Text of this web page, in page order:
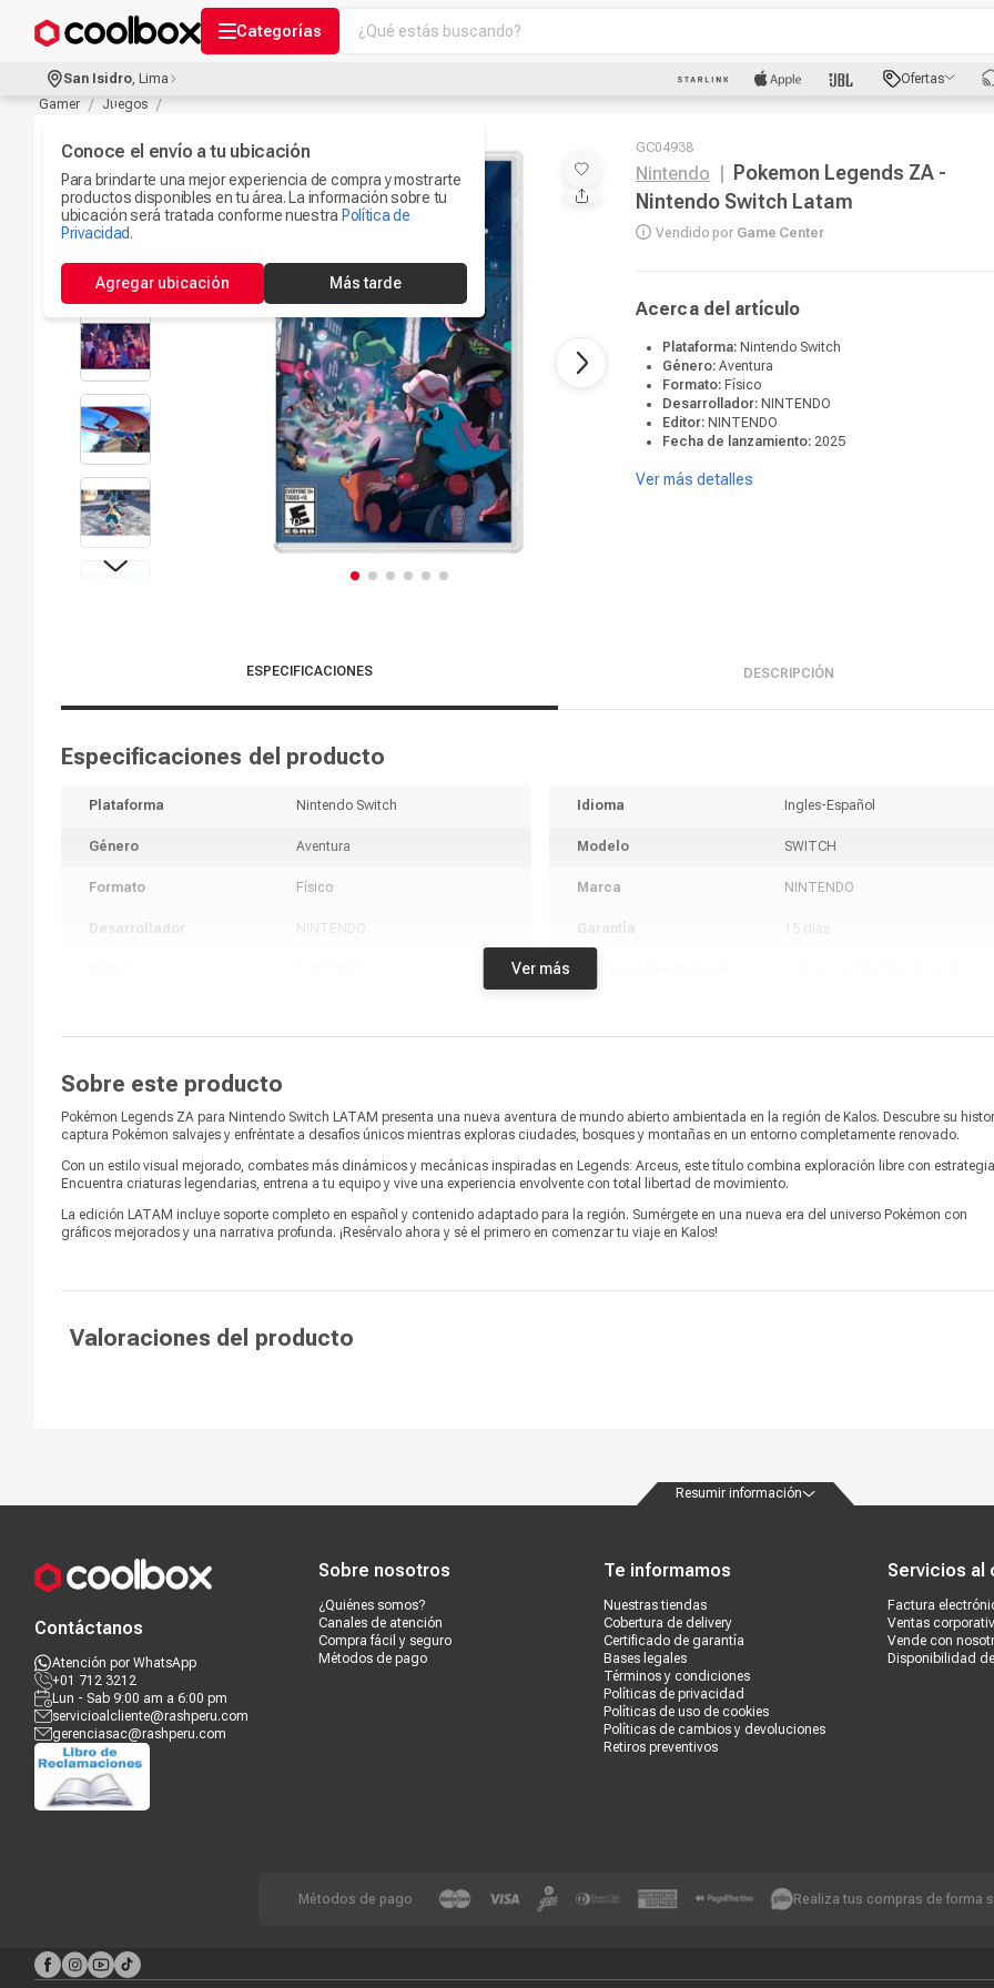
Categorías
¿Qué estás buscando?
3.
Ipad
Iphone 17
Camaras Seguridad
7.
Microfono
8.
Parlantes Bluetooth
9.
Accesorios Computo
10.
Smartwach
San Isidro, Lima
Conoce el envío a tu ubicación
Para brindarte una mejor experiencia de compra y mostrarte
productos disponibles en tu área. La información sobre tu
ubicación será tratada conforme nuestra Política de
Privacidad.
Agregar ubicación Más tarde
Ofertas
Gamer
Juegos
GC04938
Nintendo
Pokemon Legends ZA -
Nintendo Switch Latam
Vendido por Game Center
Acerca del artículo
Plataforma: Nintendo Switch
Género:Aventura
Formato: Físico
Desarrollador: NINTENDO
Editor: NINTENDO
Fecha de lanzamiento:2025
Ver más detalles
ESPECIFICACIONES DESCRIPCIÓN
Especificaciones del producto
Plataforma Nintendo Switch
Género Aventura
Formato Físico
Desarrollador NINTENDO
Idioma Ingles-Español
Modelo SWITCH
Marca NINTENDO
Garantía 15 dias
Ver más
Sobre este producto
Pokémon Legends ZA para Nintendo Switch LATAM presenta una nueva aventura de mundo abierto ambientada en la región de Kalos. Descubre su
captura Pokémon salvajes y enfréntate a desafíos únicos mientras exploras ciudades, bosques y montañas en un entorno completamente renovado.
Con un estilo visual mejorado, combates más dinámicos y mecánicas inspiradas en Legends: Arceus, este título combina exploración libre con
Encuentra criaturas legendarias, entrena a tu equipo y vive una experiencia envolvente con total libertad de movimiento.
La edición LATAM incluye soporte completo en español y contenido adaptado para la región. Sumérgete en una nueva era del universo Pokémon con
gráficos mejorados y una narrativa profunda. ¡Resérvalo ahora y sé el primero en comenzar tu viaje en Kalos!
Valoraciones del producto
Resumir información
Contáctanos
Atención por WhatsApp
+01 712 3212
Lun - Sab 9:00 am a 6:00 pm
servicioalcliente@rashperu.com
gerenciasac@rashperu.com
Sobre nosotros
¿Quiénes somos?
Canales de atención
Compra fácil y seguro
Métodos de pago
Te informamos
Nuestras tiendas
Cobertura de delivery
Certificado de garantía
Bases legales
Términos y condiciones
Políticas de privacidad
Políticas de uso de cookies
Políticas de cambios y devoluciones
Retiros preventivos
Servicios al
Factura
Ventas
Vende con
Disponibilidad
Métodos de pago Realiza tus compras de forma